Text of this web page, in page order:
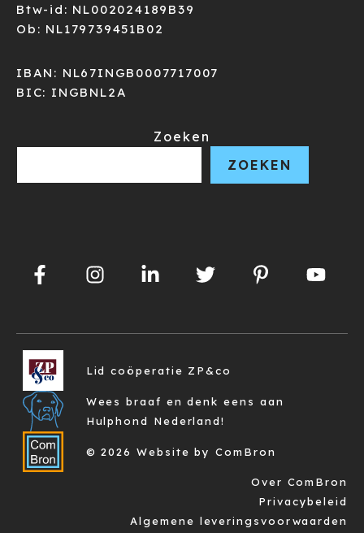
Btw-id: NL002024189B39
Ob: NL179739451B02
IBAN: NL67INGB0007717007
BIC: INGBNL2A
Zoeken
ZOEKEN
Lid coöperatie ZP&co
Wees braaf en denk eens aan
Hulphond Nederland!
© 2026 Website by ComBron
Over ComBron
Privacybeleid
Algemene leveringsvoorwaarden